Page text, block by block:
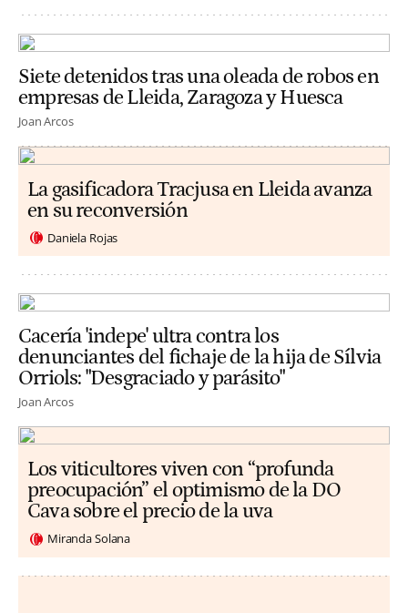
Siete detenidos tras una oleada de robos en
empresas de Lleida, Zaragoza y Huesca
Joan Arcos
La gasificadora Tracjusa en Lleida avanza
en su reconversión
Daniela Rojas
Cacería 'indepe' ultra contra los
denunciantes del fichaje de la hija de Sílvia
Orriols: "Desgraciado y parásito"
Joan Arcos
Los viticultores viven con “profunda
preocupación” el optimismo de la DO
Cava sobre el precio de la uva
Miranda Solana